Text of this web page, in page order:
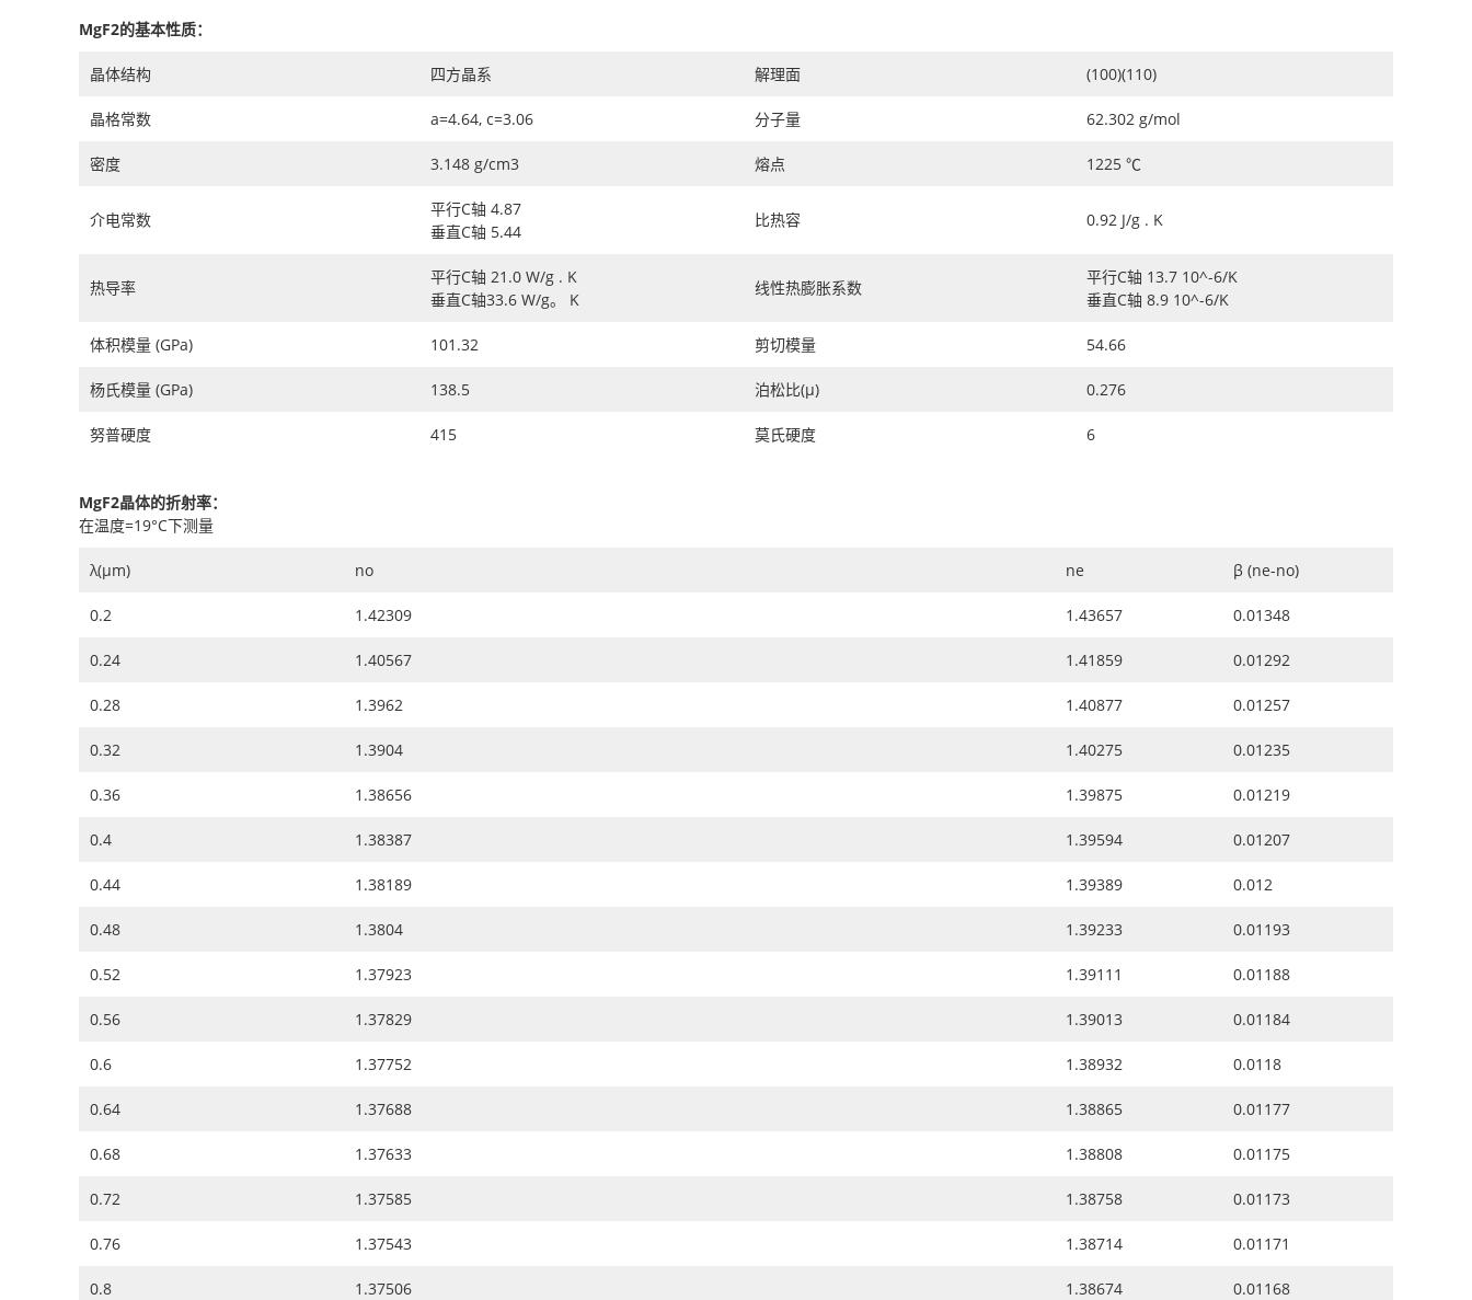
MgF2的基本性质：
晶体结构 四方晶系 解理面 (100)(110)
晶格常数 a=4.64, c=3.06 分子量 62.302 g/mol
密度 3.148 g/cm3 熔点 1225 ℃
介电常数
平行C轴 4.87
垂直C轴 5.44
比热容 0.92 J/g . K
热导率
平行C轴 21.0 W/g . K
垂直C轴33.6 W/g。 K
线性热膨胀系数
平行C轴 13.7 10^-6/K
垂直C轴 8.9 10^-6/K
体积模量 (GPa) 101.32 剪切模量 54.66
杨氏模量 (GPa) 138.5 泊松比(μ) 0.276
努普硬度 415 莫氏硬度 6
MgF2晶体的折射率：
在温度=19°C下测量
λ(μm) no ne β (ne-no)
0.2 1.42309 1.43657 0.01348
0.24 1.40567 1.41859 0.01292
0.28 1.3962 1.40877 0.01257
0.32 1.3904 1.40275 0.01235
0.36 1.38656 1.39875 0.01219
0.4 1.38387 1.39594 0.01207
0.44 1.38189 1.39389 0.012
0.48 1.3804 1.39233 0.01193
0.52 1.37923 1.39111 0.01188
0.56 1.37829 1.39013 0.01184
0.6 1.37752 1.38932 0.0118
0.64 1.37688 1.38865 0.01177
0.68 1.37633 1.38808 0.01175
0.72 1.37585 1.38758 0.01173
0.76 1.37543 1.38714 0.01171
0.8 1.37506 1.38674 0.01168